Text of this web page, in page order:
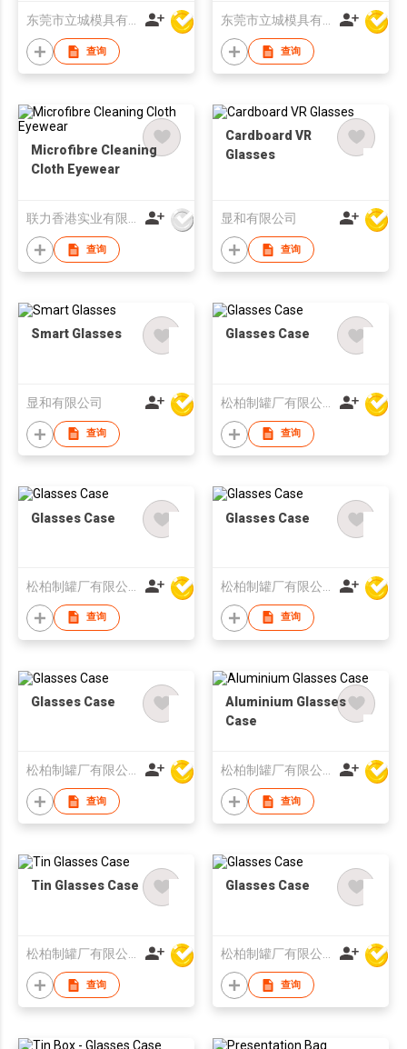
查询 查询
Microfibre Cleaning
Cloth Eyewear
联力香港实业有限公司
查询
Cardboard VR
Glasses
显和有限公司
查询
Smart Glasses
显和有限公司
查询
Glasses Case
查询
Glasses Case
查询
Glasses Case
查询
Glasses Case
查询
Aluminium Glasses
Case
查询
Tin Glasses Case
松柏制罐厂有限公司
查询
Glasses Case
松柏制罐厂有限公司
查询